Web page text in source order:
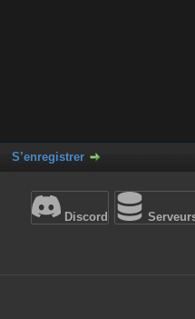
S’enregistrer
Discord